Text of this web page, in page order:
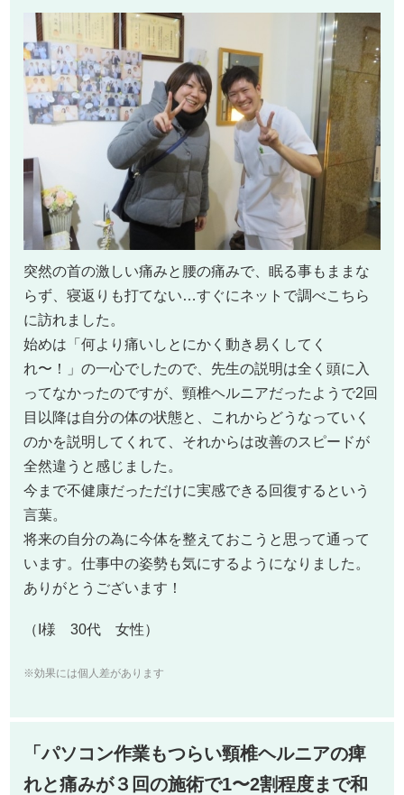
突然の首の激しい痛みと腰の痛みで、眠る事もままな
らず、寝返りも打てない…すぐにネットで調べこちら
に訪れました。
始めは「何より痛いしとにかく動き易くしてく
れ〜！」の一心でしたので、先生の説明は全く頭に入
ってなかったのですが、頸椎ヘルニアだったようで2回
目以降は自分の体の状態と、これからどうなっていく
のかを説明してくれて、それからは改善のスピードが
全然違うと感じました。
今まで不健康だっただけに実感できる回復するという
言葉。
将来の自分の為に今体を整えておこうと思って通って
います。仕事中の姿勢も気にするようになりました。
ありがとうございます！
（I様 30代 女性）
※効果には個人差があります
「パソコン作業もつらい頸椎ヘルニアの痺
れと痛みが３回の施術で1〜2割程度まで和